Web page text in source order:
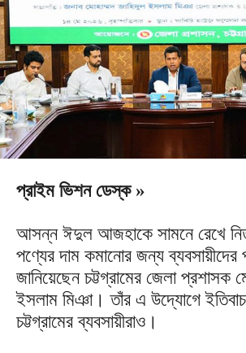
প্রাইম ভিশন ডেস্ক »
আসন্ন ঈদুল আজহাকে সামনে রেখে
পণ্যের দাম কমানোর জন্য ব্যবসায়ীদের
জানিয়েছেন চট্টগ্রামের জেলা প্রশাসক
ইসলাম মিঞা। তাঁর এ উদ্যোগে
চট্টগ্রামের ব্যবসায়ীরাও।